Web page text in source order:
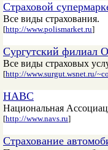
Страховой
Все виды страхования.
[http://www.polismarket.ru]
Сургутский филиал
Все виды страховых
[http://www.surgut.wsnet.ru/
НАВС
Национальная
[http://www.navs.ru]
Страхование